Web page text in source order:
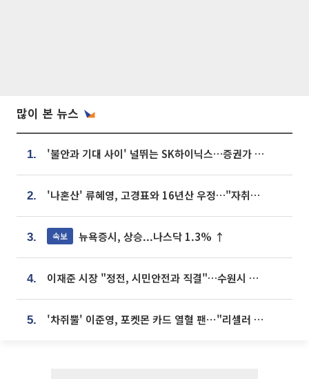
많이 본 뉴스
1. '불안과 기대 사이' 널뛰는 SK하이닉스…증권가 "HBM4·LTA 기반 펀터멘털 견고"
2. '나혼산' 류혜영, 고경표와 16년산 우정…"자취방서 부모님과 마주쳐"
3. 속보 뉴욕증시, 상승...나스닥 1.3% ↑
4. 이재준 시장 "정전, 시민안전과 직결"…수원시 비상대응체계 가동
5. '차쥐뿔' 이준영, 포켓몬 카드 열혈 팬⋯"리셀러 처단할 것"